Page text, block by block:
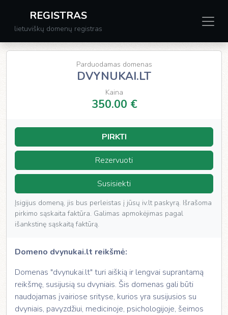
REGISTRAS
lietuviškų domenų registras
Parduodamas domenas
DVYNUKAI.LT
Kaina
350.00 €
PIRKTI
Rezervuoti
Susisiekti
Įsigijus domeną, jis bus perleistas į jūsų iv.lt paskyrą. Išrašoma
pirkimo sąskaita faktūra. Galimas apmokėjimas pagal
išankstinę sąskaitą faktūrą.
Domeno dvynukai.lt reikšmė:
Domenas "dvynukai.lt" turi aiškią ir lengvai suprantamą
reikšmę, susijusią su dvyniais. Šis domenas gali būti
naudojamas įvairiose srityse, kurios yra susijusios su
dvyniais, pavyzdžiui, medicinoje, psichologijoje, šeimos